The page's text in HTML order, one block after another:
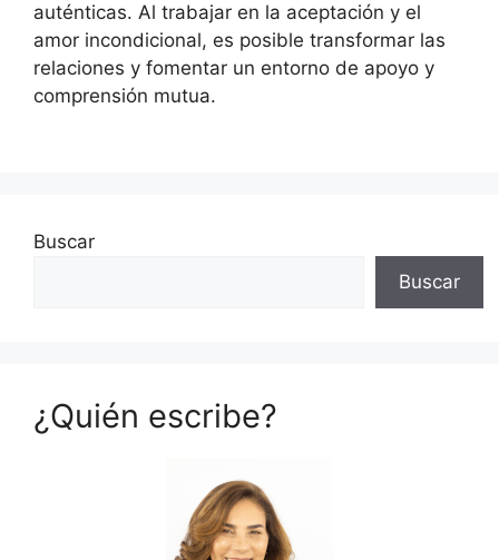
auténticas. Al trabajar en la aceptación y el
amor incondicional, es posible transformar las
relaciones y fomentar un entorno de apoyo y
comprensión mutua.
Buscar
Buscar
¿Quién escribe?